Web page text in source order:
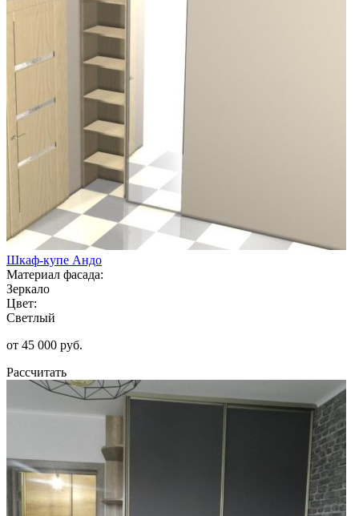
Шкаф-купе Андо
Материал фасада:
Зеркало
Цвет:
Светлый
от 45 000 руб.
Рассчитать